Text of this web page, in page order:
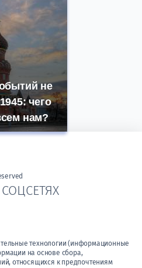
не
чего
нам?
технологии (информационные
на основе сбора,
относящихся к предпочтениям